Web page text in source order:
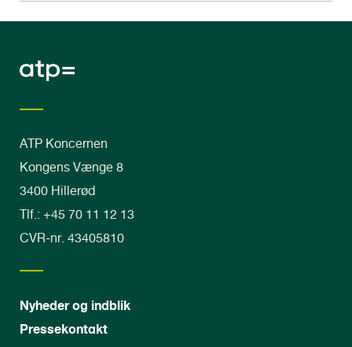
ATP Koncernen
Kongens Vænge 8
3400 Hillerød
Tlf.: +45 70 11 12 13
CVR-nr. 43405810
Nyheder og indblik
Pressekontakt